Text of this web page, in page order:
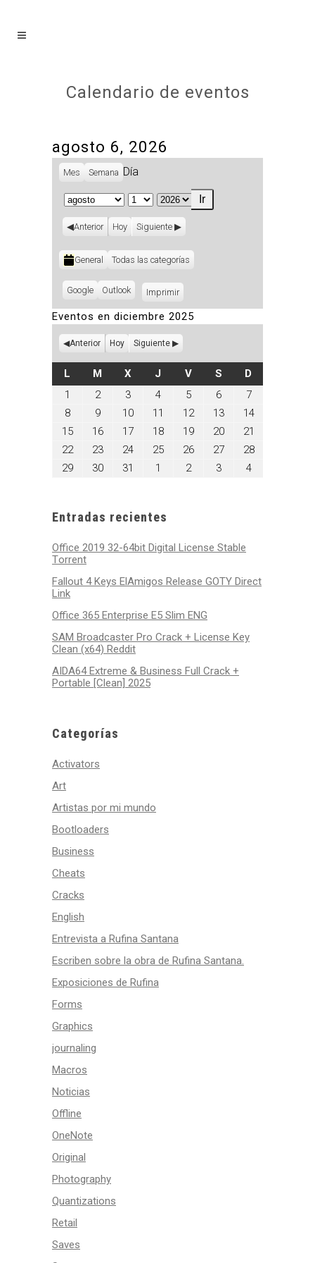
Calendario de eventos
agosto 6, 2026
Mes Semana Día
Mes
Día
Año
Anterior Hoy Siguiente
Categorías
General Todas las categorías
Subscribe
Google
Subscribe
Outlook ImprimirVistas
Eventos en diciembre 2025
Anterior Hoy Siguiente
L LUNES
M MARTES
XMIÉRCOLES
J JUEVES
VVIERNES
SSÁBADO
D
1
diciembre
2025
2diciembre
2025
3diciembre
3,
2025
4diciembre
4,
2025
5diciembre
5,
2025
6diciembre
6,
2025
7diciembre
7,
2025
8diciembre
8,
2025
9diciembre
9,
2025
10diciembre
10,
11
diciembre
2025
12diciembre
2025
13diciembre
2025
14diciembre
15diciembre
2025
16diciembre
2025
17diciembre
2025
18diciembre
18,
2025
19diciembre
2025
20diciembre
20,
2025
21
21,
2025
22diciembre
2025
23diciembre
2025
24diciembre
25diciembre
26diciembre
27diciembre
28diciembre
29diciembre
30diciembre
31
diciembre
1
enero2enero3enero4enero
Entradas recientes
Office 2019 32-64bit Digital License Stable
Tоrrеnt
Fallout 4 Keys ElAmigos Release GOTY Direct
Link
Office 365 Enterprise E5 Slim ENG
SAM Broadcaster Pro Crack + License Key
Clean (x64) Reddit
AIDA64 Extreme & Business Full Crack +
Portable [Clean] 2025
Categorías
Activators
Art
Artistas por mi mundo
Bootloaders
Business
Cheats
Cracks
English
Entrevista a Rufina Santana
Escriben sobre la obra de Rufina Santana.
Exposiciones de Rufina
Forms
Graphics
journaling
Macros
Noticias
Offline
OneNote
Original
Photography
Quantizations
Retail
Saves